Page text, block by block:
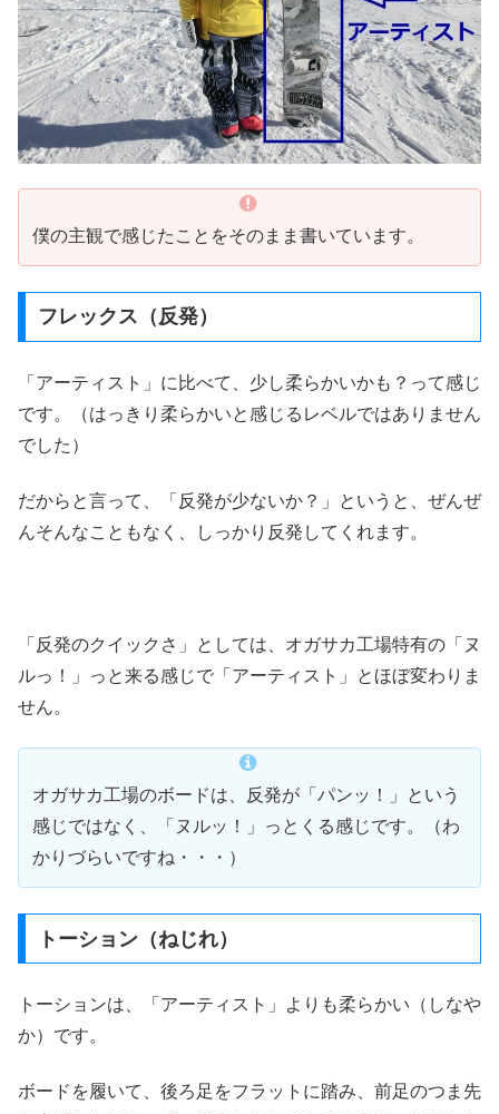
僕の主観で感じたことをそのまま書いています。
フレックス（反発）
「アーティスト」に比べて、少し柔らかいかも？って感じ
です。（はっきり柔らかいと感じるレベルではありません
でした）
だからと言って、「反発が少ないか？」というと、ぜんぜ
んそんなこともなく、しっかり反発してくれます。
「反発のクイックさ」としては、オガサカ工場特有の「ヌ
ルっ！」っと来る感じで「アーティスト」とほぼ変わりま
せん。
オガサカ工場のボードは、反発が「パンッ！」という
感じではなく、「ヌルッ！」っとくる感じです。（わ
かりづらいですね・・・）
トーション（ねじれ）
トーションは、「アーティスト」よりも柔らかい（しなや
か）です。
ボードを履いて、後ろ足をフラットに踏み、前足のつま先